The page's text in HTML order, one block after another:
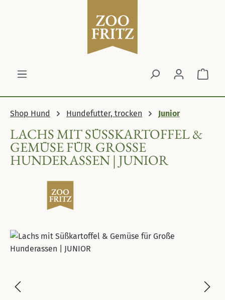
Shop Hund Hundefutter, trocken Junior
LACHS MIT SÜSSKARTOFFEL & G
EMÜSE FÜR GROSSE HU
NDERASSEN | JUNIOR
Bildergalerie überspringen